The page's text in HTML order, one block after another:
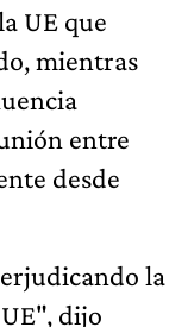
UE que
mientras
entre
desde
la
dijo